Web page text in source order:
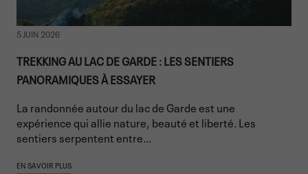
5 JUIN 2026
TREKKING AU LAC DE GARDE : LES SENTIERS
PANORAMIQUES À ESSAYER
La randonnée autour du lac de Garde est une
expérience qui allie nature, beauté et liberté. Les
sentiers serpentent entre...
EN SAVOIR PLUS